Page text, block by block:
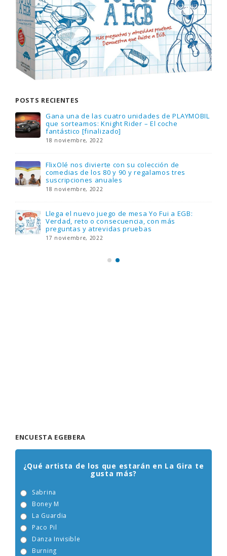
POSTS RECIENTES
Gana una de las cuatro unidades de PLAYMOBIL
que sorteamos: Knight Rider – El coche
fantástico [finalizado]
18 noviembre, 2022
FlixOlé nos divierte con su colección de
comedias de los 80 y 90 y regalamos tres
suscripciones anuales
18 noviembre, 2022
Llega el nuevo juego de mesa Yo Fui a EGB:
Verdad, reto o consecuencia, con más
preguntas y atrevidas pruebas
17 noviembre, 2022
ENCUESTA EGEBERA
¿Qué artista de los que estarán en La Gira te
gusta más?
Sabrina
Boney M
La Guardia
Paco Pil
Danza Invisible
Burning